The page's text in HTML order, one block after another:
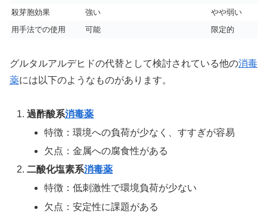
殺芽胞効果
強い
やや弱い
用手法での使用
可能 限定的
グルタルアルデヒドの代替として検討されている他の消毒
薬には以下のようなものがあります。
過酢酸系消毒薬
特徴：環境への負荷が少なく、すすぎが容易
欠点：金属への腐食性がある
二酸化塩素系消毒薬
特徴：低刺激性で環境負荷が少ない
欠点：安定性に課題がある